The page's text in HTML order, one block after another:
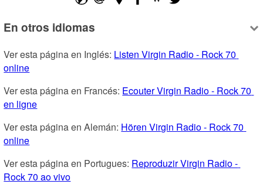
En otros idiomas
Ver esta página en Inglés: Listen Virgin Radio - Rock 70
online
Ver esta página en Francés: Ecouter Virgin Radio - Rock 70
en ligne
Ver esta página en Alemán: Hören Virgin Radio - Rock 70
online
Ver esta página en Portugues: Reproduzir Virgin Radio -
Rock 70 ao vivo